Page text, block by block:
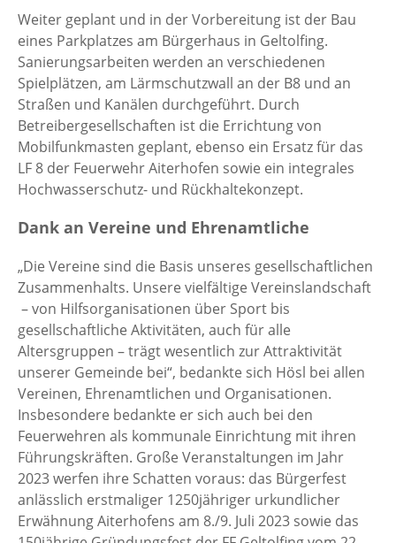
Weiter geplant und in der Vorbereitung ist der Bau
eines Parkplatzes am Bürgerhaus in Geltolfing.
Sanierungsarbeiten werden an verschiedenen
Spielplätzen, am Lärmschutzwall an der B8 und an
Straßen und Kanälen durchgeführt. Durch
Betreibergesellschaften ist die Errichtung von
Mobilfunkmasten geplant, ebenso ein Ersatz für das
LF 8 der Feuerwehr Aiterhofen sowie ein integrales
Hochwasserschutz- und Rückhaltekonzept.
Dank an Vereine und Ehrenamtliche
„Die Vereine sind die Basis unseres gesellschaftlichen
Zusammenhalts. Unsere vielfältige Vereinslandschaft
– von Hilfsorganisationen über Sport bis
gesellschaftliche Aktivitäten, auch für alle
Altersgruppen – trägt wesentlich zur Attraktivität
unserer Gemeinde bei“, bedankte sich Hösl bei allen
Vereinen, Ehrenamtlichen und Organisationen.
Insbesondere bedankte er sich auch bei den
Feuerwehren als kommunale Einrichtung mit ihren
Führungskräften. Große Veranstaltungen im Jahr
2023 werfen ihre Schatten voraus: das Bürgerfest
anlässlich erstmaliger 1250jähriger urkundlicher
Erwähnung Aiterhofens am 8./9. Juli 2023 sowie das